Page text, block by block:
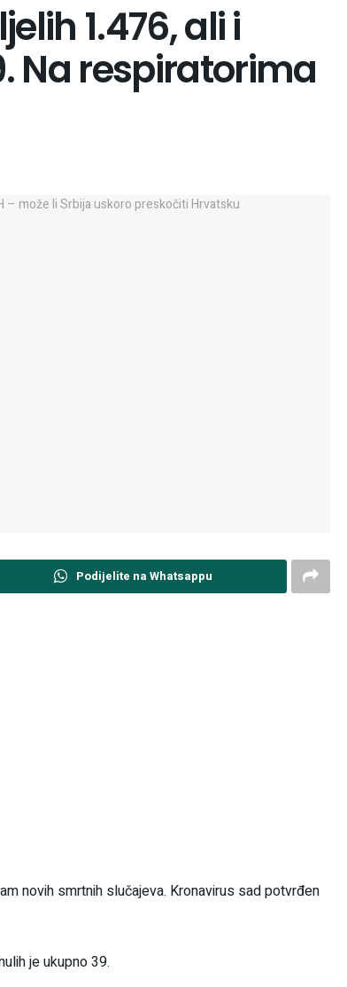
1.476, ali i
Na respiratorima
Podijelite na Whatsappu
novih smrtnih slučajeva. Kronavirus sad potvrđen
je ukupno 39.